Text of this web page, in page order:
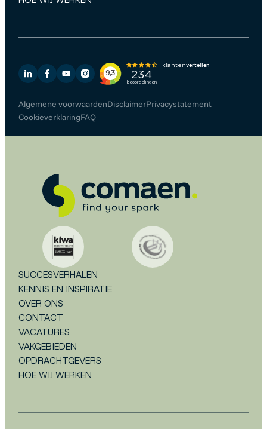
Algemene voorwaardenDisclaimerPrivacystatement
CookieverklaringFAQ
SUCCESVERHALEN
KENNIS EN INSPIRATIE
OVER ONS
CONTACT
VACATURES
VAKGEBIEDEN
OPDRACHTGEVERS
HOE WIJ WERKEN